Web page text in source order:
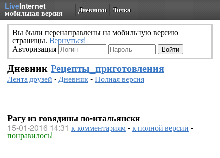
LiveInternet
мобильная версия Дневники Личка
Вы были перенаправлены на мобильную версию
страницы. Вернуться!
Авторизация
Дневник Рецепты_приготовления
Лента друзей -Дневник-Полная версия
Рагу из говядины по-итальянски
15-01-2016 14:31 к комментариям-к полной версии -
понравилось!